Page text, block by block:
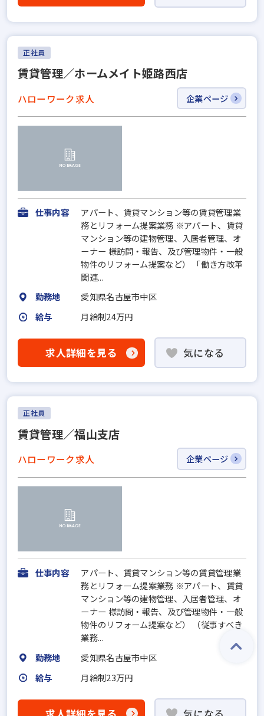
正社員
賃貸管理／ホームメイト姫路西店
ハローワーク求人 企業ページ
仕事内容
アパート、賃貸マンション等の賃貸管理業
務とリフォーム提案業務 ※アパート、賃貸
マンション等の建物管理、入居者管理、オ
ーナー 様訪問・報告、及び管理物件・一般
物件のリフォーム提案など） 「働き方改革
関連...
勤務地
愛知県名古屋市中区
給与
月給制24万円
求人詳細を見る 気になる
正社員
賃貸管理／福山支店
ハローワーク求人 企業ページ
仕事内容
アパート、賃貸マンション等の賃貸管理業
務とリフォーム提案業務 ※アパート、賃貸
マンション等の建物管理、入居者管理、オ
ーナー 様訪問・報告、及び管理物件・一般
物件のリフォーム提案など） （従事すべき
業務...
勤務地
愛知県名古屋市中区
給与
月給制23万円